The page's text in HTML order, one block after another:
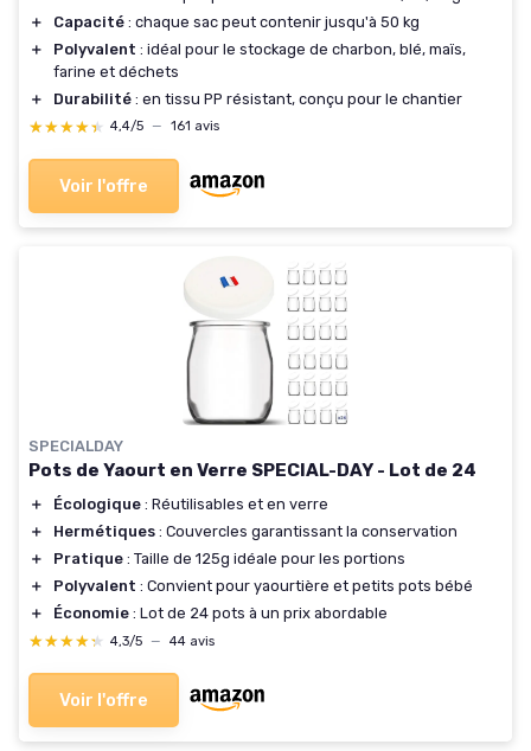
＋
Capacité : chaque sac peut contenir jusqu'à 50 kg
＋
Polyvalent : idéal pour le stockage de charbon, blé, maïs,
farine et déchets
＋
Durabilité : en tissu PP résistant, conçu pour le chantier
★★★★★
★★★★★ 4,4/5 — 161 avis
Voir l'offre
SPECIALDAY
Pots de Yaourt en Verre SPECIAL-DAY - Lot de 24
＋ Écologique : Réutilisables et en verre
＋
Hermétiques : Couvercles garantissant la conservation
＋
Pratique : Taille de 125g idéale pour les portions
＋
Polyvalent : Convient pour yaourtière et petits pots bébé
＋
Économie : Lot de 24 pots à un prix abordable
★★★★★
★★★★★ 4,3/5 — 44 avis
Voir l'offre